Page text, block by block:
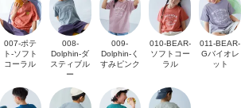
007-ポテ
ト-ソフト
コーラル
008-
Dolphin-ダ
スティブル
ー
009-
Dolphin-く
すみピンク
010-BEAR-
ソフトコー
ラル
011-BEAR-
Gバイオレ
ット